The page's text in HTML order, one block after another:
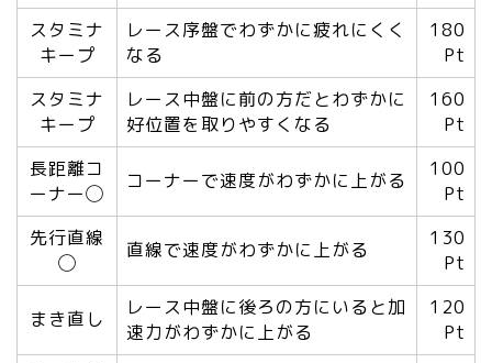
スタミナ
キープ
レース序盤でわずかに疲れにくく
なる
180
Pt
スタミナ
キープ
レース中盤に前の方だとわずかに
好位置を取りやすくなる
160
Pt
長距離コ
ーナー◯
コーナーで速度がわずかに上がる
100
Pt
先行直線
◯
直線で速度がわずかに上がる
130
Pt
まき直し
レース中盤に後ろの方にいると加
速力がわずかに上がる
120
Pt